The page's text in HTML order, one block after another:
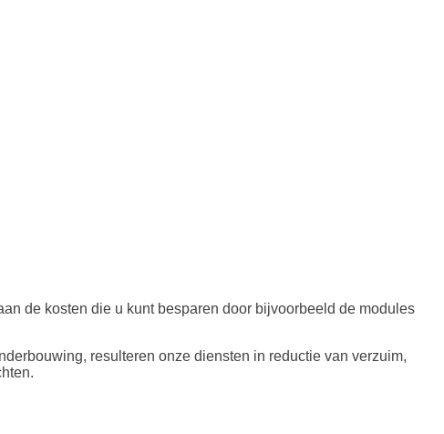
de kosten die u kunt besparen door bijvoorbeeld de modules
resulteren onze diensten in reductie van verzuim,